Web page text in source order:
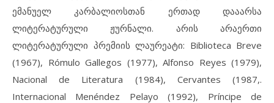
ემანუელ კარბალიოსთან ერთად დააარსა
ლიტერატურული ჟურნალი. არის არაერთი
ლიტერატურული პრემიის ლაურეატი: Biblioteca Breve
(1967), Rómulo Gallegos (1977), Alfonso Reyes (1979),
Nacional de Literatura (1984), Cervantes (1987,.
Internacional Menéndez Pelayo (1992), Príncipe de